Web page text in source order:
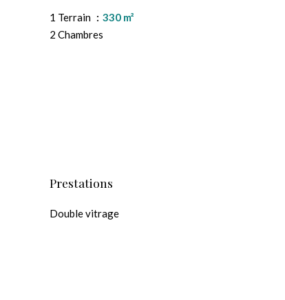
1 Terrain
330 m²
2 Chambres
Prestations
Double vitrage